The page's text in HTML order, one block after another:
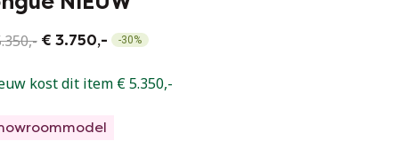
€ 3.750,- -30%
kost dit item € 5.350,-